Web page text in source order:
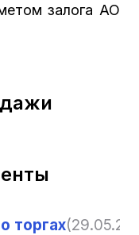
залога АО
торгах